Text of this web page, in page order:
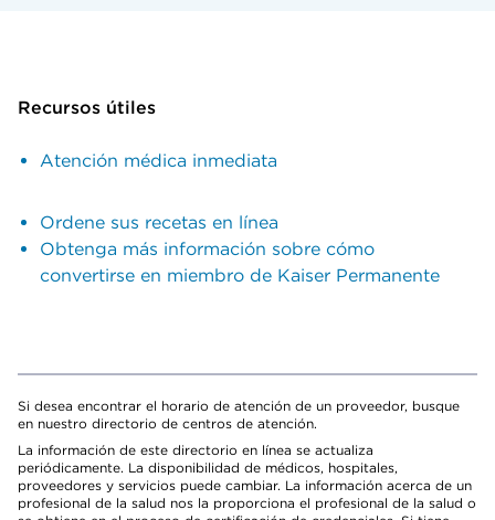
Recursos útiles
Atención médica inmediata
Ordene sus recetas en línea
Obtenga más información sobre cómo
convertirse en miembro de Kaiser Permanente
Si desea encontrar el horario de atención de un proveedor, busque
en nuestro directorio de centros de atención.
La información de este directorio en línea se actualiza
periódicamente. La disponibilidad de médicos, hospitales,
proveedores y servicios puede cambiar. La información acerca de un
profesional de la salud nos la proporciona el profesional de la salud o